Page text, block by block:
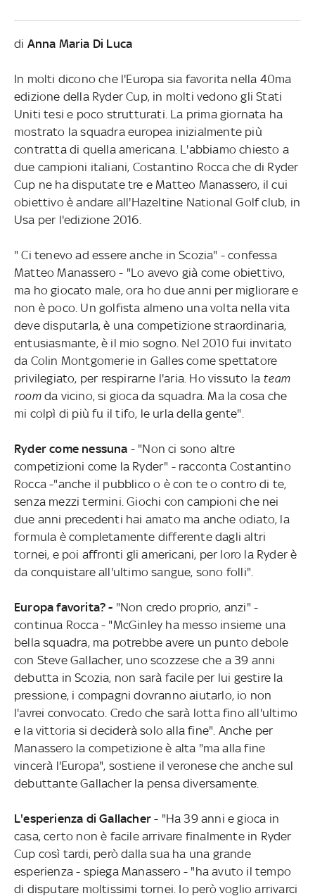
di Anna Maria Di Luca
In molti dicono che l'Europa sia favorita nella 40ma
edizione della Ryder Cup, in molti vedono gli Stati
Uniti tesi e poco strutturati. La prima giornata ha
mostrato la squadra europea inizialmente più
contratta di quella americana. L'abbiamo chiesto a
due campioni italiani, Costantino Rocca che di Ryder
Cup ne ha disputate tre e Matteo Manassero, il cui
obiettivo è andare all'Hazeltine National Golf club, in
Usa per l'edizione 2016.
" Ci tenevo ad essere anche in Scozia" - confessa
Matteo Manassero - "Lo avevo già come obiettivo,
ma ho giocato male, ora ho due anni per migliorare e
non è poco. Un golfista almeno una volta nella vita
deve disputarla, è una competizione straordinaria,
entusiasmante, è il mio sogno. Nel 2010 fui invitato
da Colin Montgomerie in Galles come spettatore
privilegiato, per respirarne l'aria. Ho vissuto la team
roomda vicino, si gioca da squadra. Ma la cosa che
mi colpì di più fu il tifo, le urla della gente".
Ryder come nessuna - "Non ci sono altre
competizioni come la Ryder" - racconta Costantino
Rocca -"anche il pubblico o è con te o contro di te,
senza mezzi termini. Giochi con campioni che nei
due anni precedenti hai amato ma anche odiato, la
formula è completamente differente dagli altri
tornei, e poi affronti gli americani, per loro la Ryder è
da conquistare all'ultimo sangue, sono folli".
Europa favorita? - "Non credo proprio, anzi" -
continua Rocca - "McGinley ha messo insieme una
bella squadra, ma potrebbe avere un punto debole
con Steve Gallacher, uno scozzese che a 39 anni
debutta in Scozia, non sarà facile per lui gestire la
pressione, i compagni dovranno aiutarlo, io non
l'avrei convocato. Credo che sarà lotta fino all'ultimo
e la vittoria si deciderà solo alla fine". Anche per
Manassero la competizione è alta "ma alla fine
vincerà l'Europa", sostiene il veronese che anche sul
debuttante Gallacher la pensa diversamente.
L'esperienza di Gallacher- "Ha 39 anni e gioca in
casa, certo non è facile arrivare finalmente in Ryder
Cup così tardi, però dalla sua ha una grande
esperienza - spiega Manassero - "ha avuto il tempo
di disputare moltissimi tornei. Io però voglio arrivarci